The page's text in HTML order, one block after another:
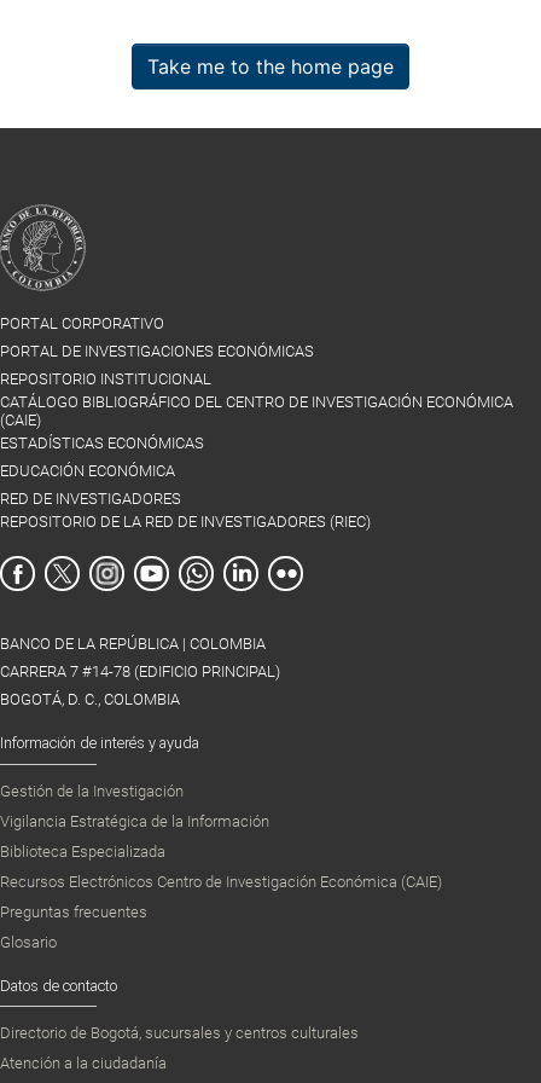
Take me to the home page
PORTAL CORPORATIVO
PORTAL DE INVESTIGACIONES ECONÓMICAS
REPOSITORIO INSTITUCIONAL
CATÁLOGO BIBLIOGRÁFICO DEL CENTRO DE INVESTIGACIÓN ECONÓMICA
(CAIE)
ESTADÍSTICAS ECONÓMICAS
EDUCACIÓN ECONÓMICA
RED DE INVESTIGADORES
REPOSITORIO DE LA RED DE INVESTIGADORES (RIEC)
BANCO DE LA REPÚBLICA | COLOMBIA
CARRERA 7 #14-78 (EDIFICIO PRINCIPAL)
BOGOTÁ, D. C., COLOMBIA
Información de interés y ayuda
Gestión de la Investigación
Vigilancia Estratégica de la Información
Biblioteca Especializada
Recursos Electrónicos Centro de Investigación Económica (CAIE)
Preguntas frecuentes
Glosario
Datos de contacto
Directorio de Bogotá, sucursales y centros culturales
Atención a la ciudadanía